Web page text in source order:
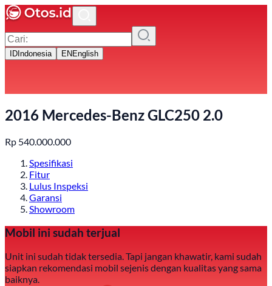
ID Indonesia EN English
2016 Mercedes-Benz GLC250 2.0
Rp 540.000.000
Spesifikasi
Fitur
Lulus Inspeksi
Garansi
Showroom
Mobil ini sudah terjual
Unit ini sudah tidak tersedia. Tapi jangan khawatir, kami sudah
siapkan rekomendasi mobil sejenis dengan kualitas yang sama
baiknya.